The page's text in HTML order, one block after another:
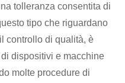
tolleranza consentita di
tipo che riguardano
controllo di qualità, è
dispositivi e macchine
molte procedure di